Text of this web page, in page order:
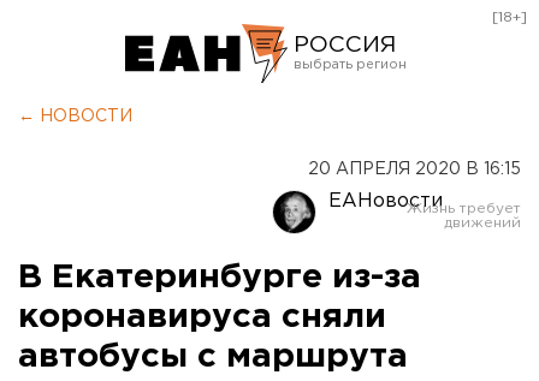
РОССИЯ
Оренбург
[18+]
← НОВОСТИ
20 АПРЕЛЯ 2020 В 16:15
ЕАНовости
В Екатеринбурге из-за
коронавируса сняли
автобусы с маршрута